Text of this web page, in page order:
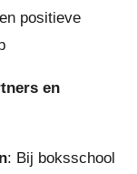
positieve
en
: Bij boksschool